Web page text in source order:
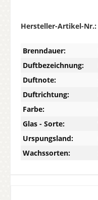
Hersteller-Artikel-Nr.:
Brenndauer:
Duftbezeichnung:
Duftnote:
Duftrichtung:
Farbe:
Glas - Sorte:
Urspungsland:
Wachssorten: